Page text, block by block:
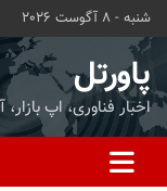
محتوا
بروید
شنبه - 8 آگوست 2026
پاورتل
اخبار فناوری، اپ